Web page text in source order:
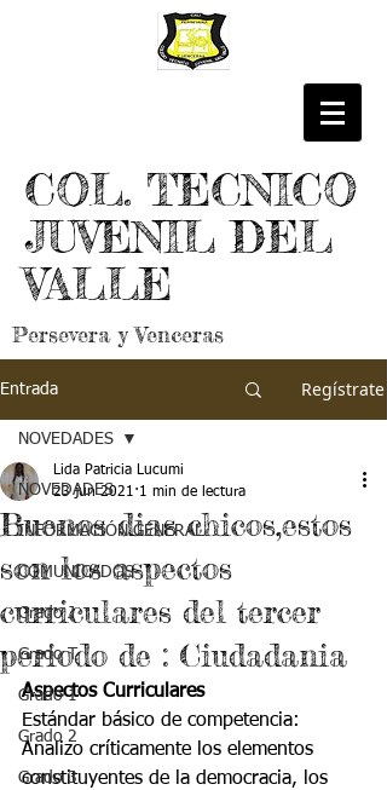
COL. TECNICO
JUVENIL DEL
VALLE
Persevera y Venceras
Entrada Regístrate
NOVEDADES
INFORMACIÓN GENERAL
COMUNICADOS
Grado J
Grado T
Grado 1
Grado 2
Grado 3
NOVEDADES
Buenos dias chicos,estos
son los aspectos
curriculares del tercer
periodo de : Ciudadania
Lida Patricia Lucumi
23 jun 2021 1 min de lectura
Aspectos Curriculares
Estándar básico de competencia:
Analizo críticamente los elementos
constituyentes de la democracia, los